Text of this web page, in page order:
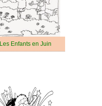
Les Enfants en Juin